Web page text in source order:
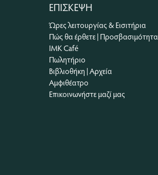
ΕΠΙΣΚΕΨΗ
Ώρες λειτουργίας & Εισιτήρια
Πώς θα έρθετε | Προσβασιμότητα
ΙΜΚ Café
Πωλητήριο
Βιβλιοθήκη | Αρχεία
Αμφιθέατρο
Επικοινωνήστε μαζί μας